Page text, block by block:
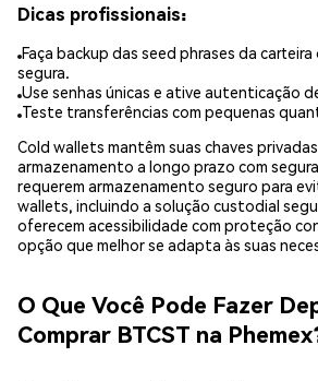
Dicas profissionais:
Faça backup das seed phrases da
segura.
Use senhas únicas e ative autenticação
Teste transferências com pequenas
Cold wallets mantêm suas chaves
armazenamento a longo prazo com
requerem armazenamento seguro para
wallets, incluindo a solução custodial
oferecem acessibilidade com proteção
opção que melhor se adapta às suas
O Que Você Pode Fazer
Comprar BTCST na